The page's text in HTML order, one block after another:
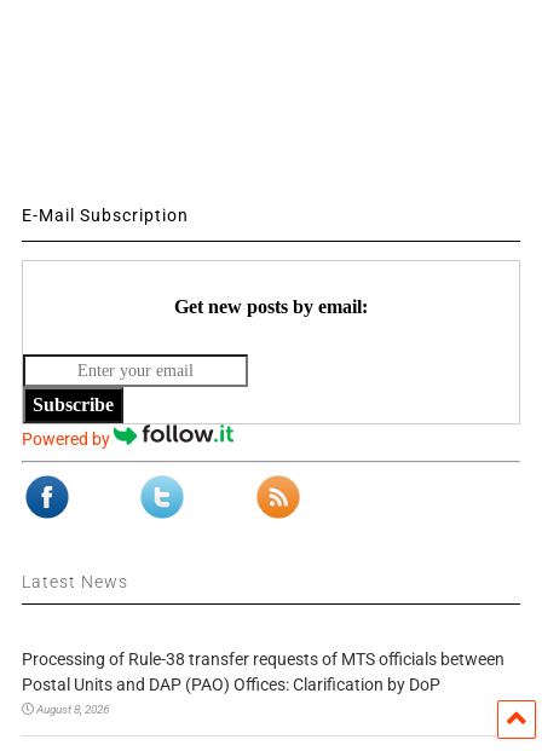
E-Mail Subscription
Get new posts by email:
Subscribe
Powered by
Latest News
Processing of Rule-38 transfer requests of MTS officials between
Postal Units and DAP (PAO) Offices: Clarification by DoP
August 8, 2026